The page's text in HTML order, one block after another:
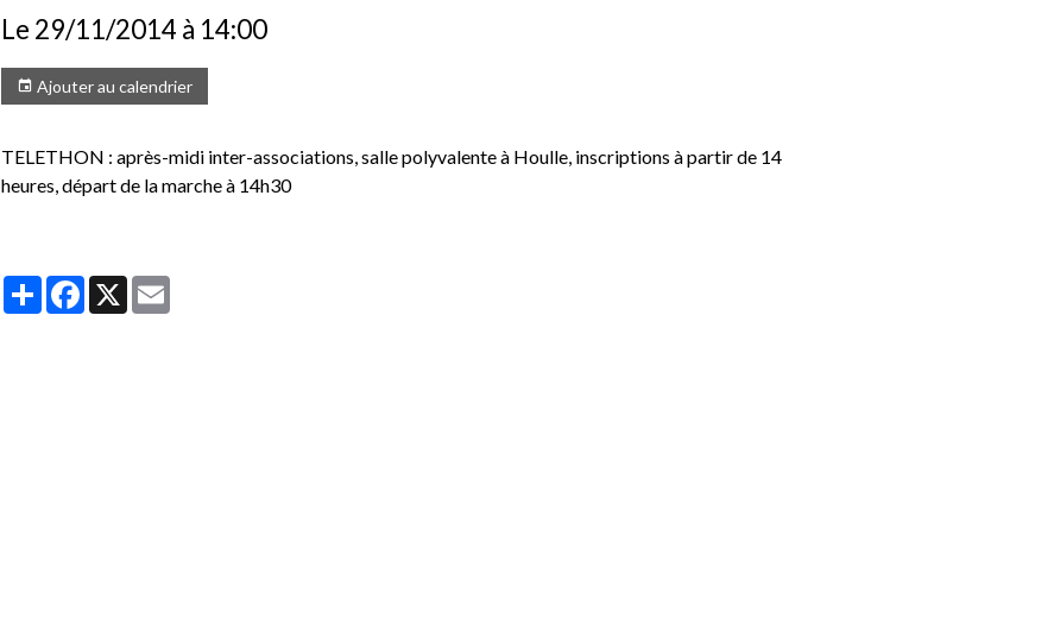
Le 29/11/2014 à 14:00
Ajouter au calendrier
TELETHON : après-midi inter-associations, salle polyvalente à Houlle, inscriptions à partir de 14
heures, départ de la marche à 14h30
PartagerFacebook
X Email